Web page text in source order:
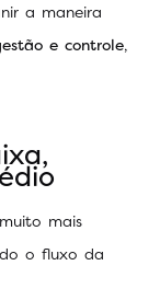
a maneira
e controle,
mais
o fluxo da